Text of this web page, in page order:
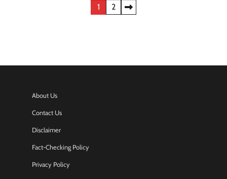
1 2
About Us
Contact Us
Disclaimer
Fact-Checking Policy
Privacy Policy